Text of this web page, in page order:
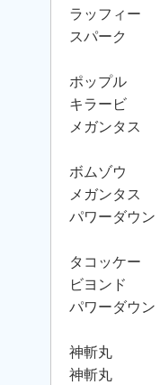
ラッフィー
スパーク
ポップル
キラービ
メガンタス
ボムゾウ
メガンタス
パワーダウン
タコッケー
ビヨンド
パワーダウン
神斬丸
神斬丸